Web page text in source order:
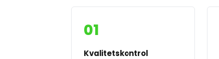
01
Kvalitetskontrol